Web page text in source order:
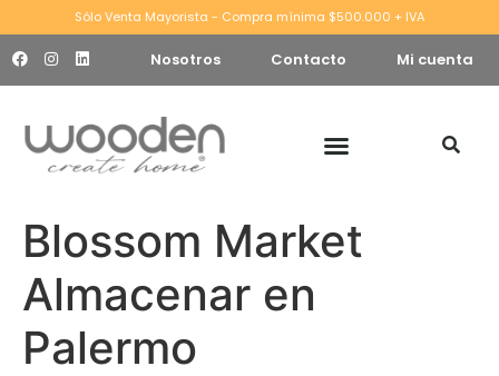
Sólo Venta Mayorista - Compra mínima $500.000 + IVA
Nosotros Contacto Mi cuenta
Blossom Market
Almacenar en
Palermo